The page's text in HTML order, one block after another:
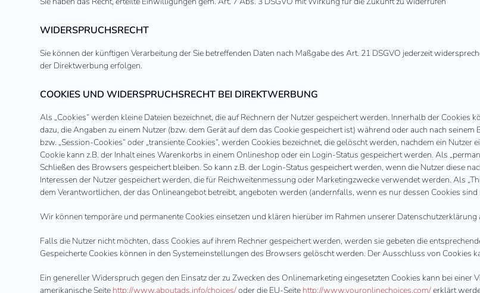
WIDERSPRUCHSRECHT
Sie können der künftigen Verarbeitung der Sie betreffenden Daten nach Maßgabe des Art. 21 DSGVO jederzeit
der Direktwerbung erfolgen.
COOKIES UND WIDERSPRUCHSRECHT BEI DIREKTWERBUNG
Als „Cookies“ werden kleine Dateien bezeichnet, die auf Rechnern der Nutzer gespeichert werden. Innerhalb der
dazu, die Angaben zu einem Nutzer (bzw. dem Gerät auf dem das Cookie gespeichert ist) während oder auch nach
bzw. „Session-Cookies“ oder „transiente Cookies“, werden Cookies bezeichnet, die gelöscht werden, nachdem ein
Cookie kann z.B. der Inhalt eines Warenkorbs in einem Onlineshop oder ein Login-Status gespeichert werden. Als
Schließen des Browsers gespeichert bleiben. So kann z.B. der Login-Status gespeichert werden, wenn die Nutzer diese
Interessen der Nutzer gespeichert werden, die für Reichweitenmessung oder Marketingzwecke verwendet werden. Als
dem Verantwortlichen, der das Onlineangebot betreibt, angeboten werden (andernfalls, wenn es nur dessen Cookies sind
Wir können temporäre und permanente Cookies einsetzen und klären hierüber im Rahmen unserer Datenschutzerklärung
Falls die Nutzer nicht möchten, dass Cookies auf ihrem Rechner gespeichert werden, werden sie gebeten die
Gespeicherte Cookies können in den Systemeinstellungen des Browsers gelöscht werden. Der Ausschluss von Cookies
Ein genereller Widerspruch gegen den Einsatz der zu Zwecken des Onlinemarketing eingesetzten Cookies kann bei einer
amerikanische Seite http://www.aboutads.info/choices/oder die EU-Seite http://www.youronlinechoices.com/erklärt